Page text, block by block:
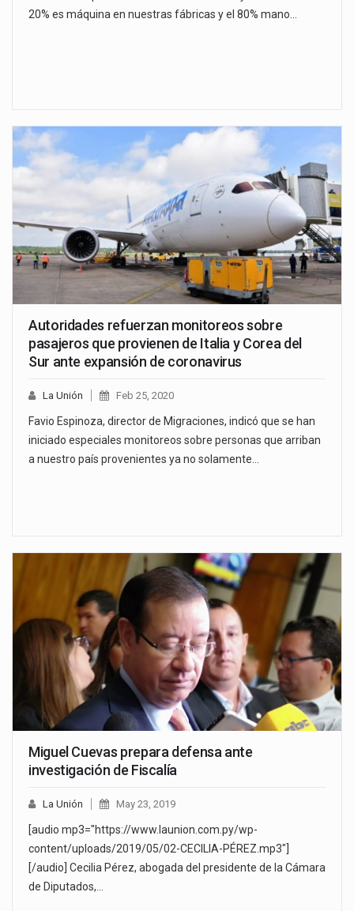
20% es máquina en nuestras fábricas y el 80% mano…
Autoridades refuerzan monitoreos sobre
pasajeros que provienen de Italia y Corea del
Sur ante expansión de coronavirus
La Unión Feb 25, 2020
Favio Espinoza, director de Migraciones, indicó que se han
iniciado especiales monitoreos sobre personas que arriban
a nuestro país provenientes ya no solamente…
Miguel Cuevas prepara defensa ante
investigación de Fiscalía
La Unión May 23, 2019
[audio mp3="https://www.launion.com.py/wp-
content/uploads/2019/05/02-CECILIA-PÉREZ.mp3"]
[/audio] Cecilia Pérez, abogada del presidente de la Cámara
de Diputados,…